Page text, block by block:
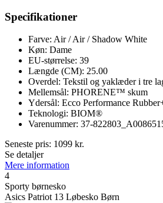
Specifikationer
Farve: Air / Air / Shadow White
Køn: Dame
EU-størrelse: 39
Længde (CM): 25.00
Overdel: Tekstil og yaklæder i tre
Mellemsål: PHORENE™ skum
Ydersål: Ecco Performance
Teknologi: BIOM®
Varenummer: 37-
Seneste pris: 1099 kr.
Se detaljer
Mere information
4
Sporty børnesko
Asics Patriot 13 Løbesko Børn